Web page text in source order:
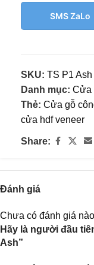
SMS ZaLo
SKU: TS P1 Ash
Danh mục: Cửa
Thẻ: Cửa gỗ
cửa hdf veneer
Share:
Đánh giá
Chưa có đánh giá
Hãy là người đầu
Ash”